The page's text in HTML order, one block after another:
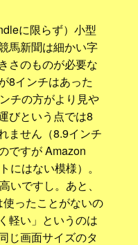
に限らず）小型
馬新聞は細かい字
さのものが必要な
8インチはあった
チの方がより見や
びという点では8
ません（8.9インチ
ですが Amazon
にはない模様）。
いですし。あと、
ったことがないの
軽い」というのは
じ画面サイズのタ